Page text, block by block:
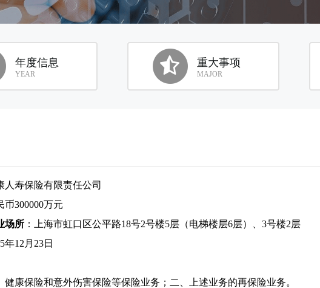
年度信息
YEAR
重大事项
MAJOR
人寿保险有限责任公司
币300000万元
场所 ：上海市虹口区公平路18号2号楼5层（电梯楼层6层）、3号楼2层
年12月23日
健康保险和意外伤害保险等保险业务；二、上述业务的再保险业务。